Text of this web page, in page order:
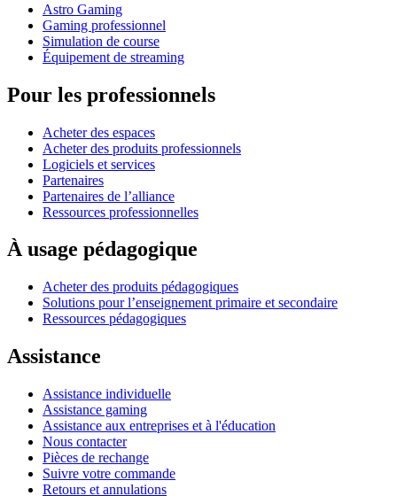
Astro Gaming
Gaming professionnel
Simulation de course
Équipement de streaming
Pour les professionnels
Acheter des espaces
Acheter des produits professionnels
Logiciels et services
Partenaires
Partenaires de l’alliance
Ressources professionnelles
À usage pédagogique
Acheter des produits pédagogiques
Solutions pour l’enseignement primaire et secondaire
Ressources pédagogiques
Assistance
Assistance individuelle
Assistance gaming
Assistance aux entreprises et à l'éducation
Nous contacter
Pièces de rechange
Suivre votre commande
Retours et annulations